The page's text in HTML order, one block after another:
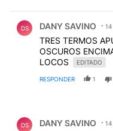
DS DANY SAVINO 14
TRES TERMOS
OSCUROS
LOCOS
EDITADO
RESPONDER 1
DS DANY SAVINO 14